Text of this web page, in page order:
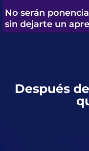
No serán
sin dejarte un
Después